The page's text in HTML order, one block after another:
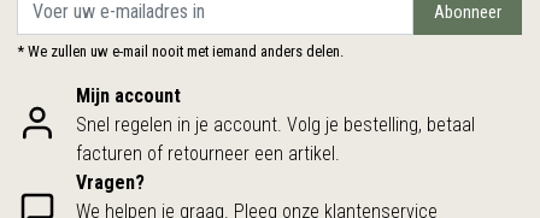
Abonneer
* We zullen uw e-mail nooit met iemand anders delen.
Mijn account
Snel regelen in je account. Volg je bestelling, betaal
facturen of retourneer een artikel.
Vragen?
We helpen je graag. Pleeg onze klantenservice